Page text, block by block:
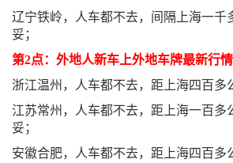
辽宁铁岭，人车都不去，间隔上海一千
妥；
第2点：外地人新车上外地车牌最新行情
浙江温州，人车都不去，距上海四百多
江苏常州，人车都不去，距上海一百多
妥；
安徽合肥，人车都不去，距上海四百多